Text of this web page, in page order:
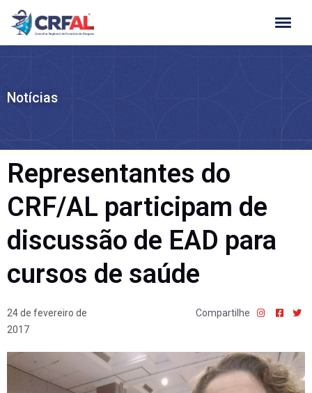
Ir
para
Notícias
Representantes do
CRF/AL participam de
discussão de EAD para
cursos de saúde
24 de fevereiro de
2017
Compartilhe